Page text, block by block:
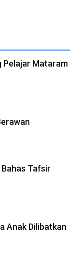
Pelajar Mataram
Tafsir
Anak Dilibatkan